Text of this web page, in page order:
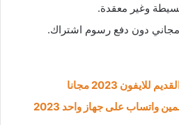
وغير معقدة.
مجاني دون دفع رسوم اشتراك.
تحميل برنامج تشغيل رقمين واتساب على جهاز واحد 2023